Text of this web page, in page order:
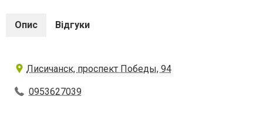
Опис Відгуки
Лисичанск, проспект Победы, 94
0953627039